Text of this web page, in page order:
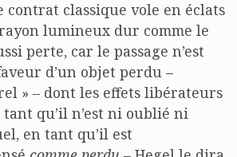
contrat classique vole en éclats
rayon lumineux dur comme le
perte, car le passage n’est
d’un objet perdu –
» – dont les effets libérateurs
qu’il n’est ni oublié ni
en tant qu’il est